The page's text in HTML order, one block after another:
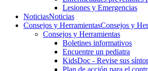
Lesiones y Emergencias
NoticiasNoticias
Consejos y HerramientasConsejos y
Consejos y Herramientas
Boletines informativos
Encuentre un pediatra
KidsDoc - Revise sus
Plan de acción para el